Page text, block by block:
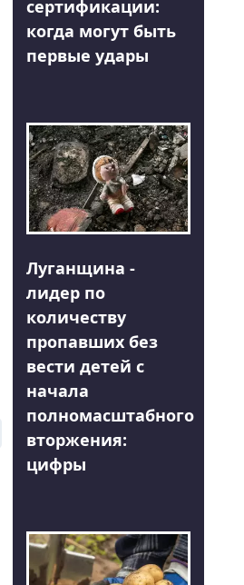
сертификации:
когда могут быть
первые удары
Луганщина -
лидер по
количеству
пропавших без
вести детей с
начала
полномасштабного
вторжения:
цифры